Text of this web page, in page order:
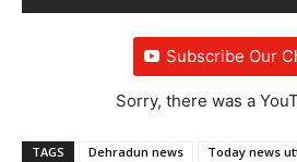
Subscribe Our
Sorry, there was a
TAGS Dehradun news Today news